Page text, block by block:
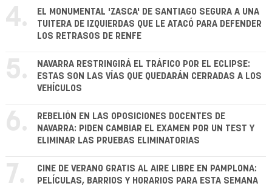
4.
EL MONUMENTAL 'ZASCA' DE SANTIAGO SEGURA A UNA
TUITERA DE IZQUIERDAS QUE LE ATACÓ PARA DEFENDER
LOS RETRASOS DE RENFE
5.
NAVARRA RESTRINGIRÁ EL TRÁFICO POR EL ECLIPSE:
ESTAS SON LAS VÍAS QUE QUEDARÁN CERRADAS A LOS
VEHÍCULOS
6.
REBELIÓN EN LAS OPOSICIONES DOCENTES DE
NAVARRA: PIDEN CAMBIAR EL EXAMEN POR UN TEST Y
ELIMINAR LAS PRUEBAS ELIMINATORIAS
7.
CINE DE VERANO GRATIS AL AIRE LIBRE EN PAMPLONA:
PELÍCULAS, BARRIOS Y HORARIOS PARA ESTA SEMANA